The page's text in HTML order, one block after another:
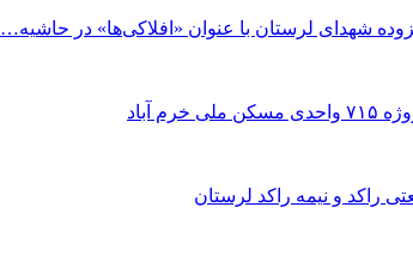
شهدای لرستان با عنوان «افلاکی‌ها» در حاشیه…
آباد
راکد و نیمه راکد لرستان